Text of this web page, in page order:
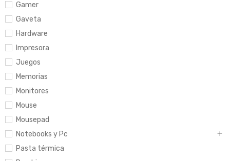
Gamer
Gaveta
Hardware
Impresora
Juegos
Memorias
Monitores
Mouse
Mousepad
Notebooks y Pc
Pasta térmica